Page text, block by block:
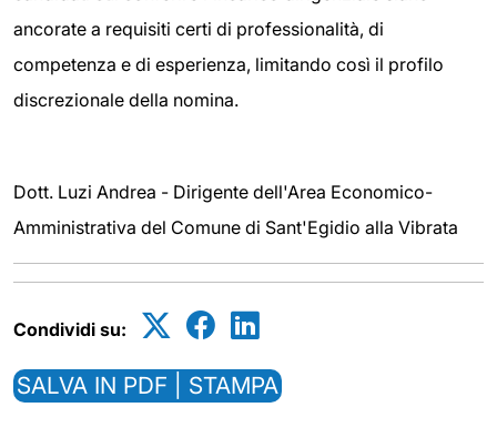
ancorate a requisiti certi di professionalità, di
competenza e di esperienza, limitando così il profilo
discrezionale della nomina.
Dott. Luzi Andrea - Dirigente dell'Area Economico-
Amministrativa del Comune di Sant'Egidio alla Vibrata
Condividi su:
SALVA IN PDF | STAMPA